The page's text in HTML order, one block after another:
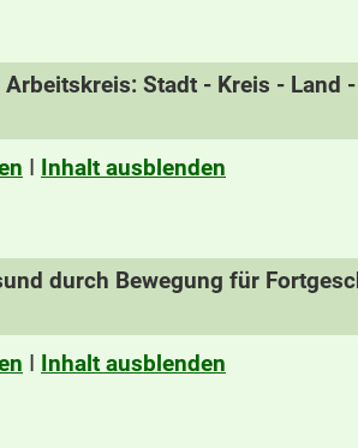
Stadt - Kreis - Land
I Inhalt ausblenden
durch Bewegung für
I Inhalt ausblenden